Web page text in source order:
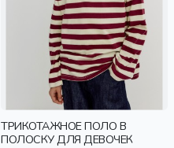
ТРИКОТАЖНОЕ ПОЛО В
ПОЛОСКУ ДЛЯ ДЕВОЧЕК